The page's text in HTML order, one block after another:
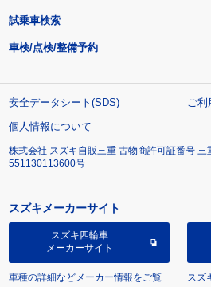
試乗車検索
車検/点検/整備予約
安全データシート(SDS)
ご
個人情報について
株式会社 スズキ自販三重 古物商許可証番号 三
551130113600号
スズキメーカーサイト
スズキ四輪車
メーカーサイト
車種の詳細などメーカー情報をご覧 スズ